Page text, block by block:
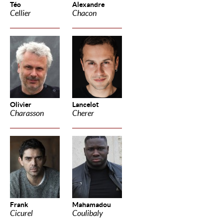
Téo
Cellier
Alexandre
Chacon
Olivier
Charasson
Lancelot
Cherer
Frank
Cicurel
Mahamadou
Coulibaly